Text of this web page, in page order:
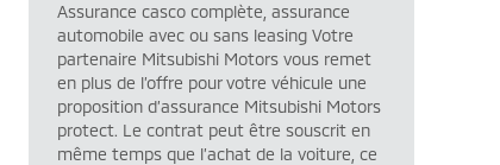
Assurance casco complète, assurance
automobile avec ou sans leasing Votre
partenaire Mitsubishi Motors vous remet
en plus de l’offre pour votre véhicule une
proposition d’assurance Mitsubishi Motors
protect. Le contrat peut être souscrit en
même temps que l’achat de la voiture, ce